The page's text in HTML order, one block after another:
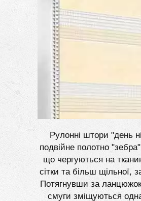
Рулонні штори "день
подвійне полотно
що чергуються на
сітки та більш щільної,
Потягнувши за ланцюжок
смуги зміщуються